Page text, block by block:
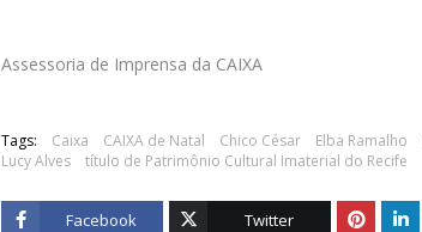
Assessoria de Imprensa da CAIXA
Tags: Caixa CAIXA de Natal Chico César Elba Ramalho
Lucy Alves
título de Patrimônio Cultural Imaterial do Recife
Facebook Twitter